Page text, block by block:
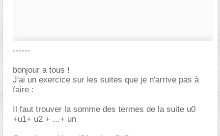
------
bonjour a tous !
J'ai un exercice sur les suites que je n'arrive pas à
faire :
Il faut trouver la somme des termes de la suite u0
+u1+ u2 + ...+ un